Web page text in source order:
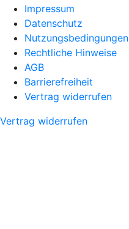
Impressum
Datenschutz
Nutzungsbedingungen
Rechtliche Hinweise
AGB
Barrierefreiheit
Vertrag widerrufen
Vertrag widerrufen